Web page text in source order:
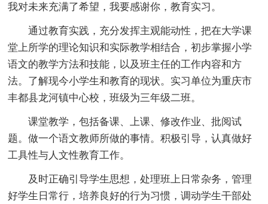
我对未来充满了希望，我要感谢你，教育实习。
通过教育实践，充分发挥主观能动性，把在大学课
堂上所学的理论知识和实际教学相结合，初步掌握小学
语文的教学方法和技能，以及班主任的工作内容和方
法。了解现今小学生和教育的现状。实习单位为重庆市
丰都县龙河镇中心校，班级为三年级二班。
课堂教学，包括备课、上课、修改作业、批阅试
题。做一个语文教师所做的事情。积极引导，认真做好
工具性与人文性教育工作。
及时正确引导学生思想，处理班上日常杂务，管理
好学生日常行，培养良好的行为习惯，调动学生干部处